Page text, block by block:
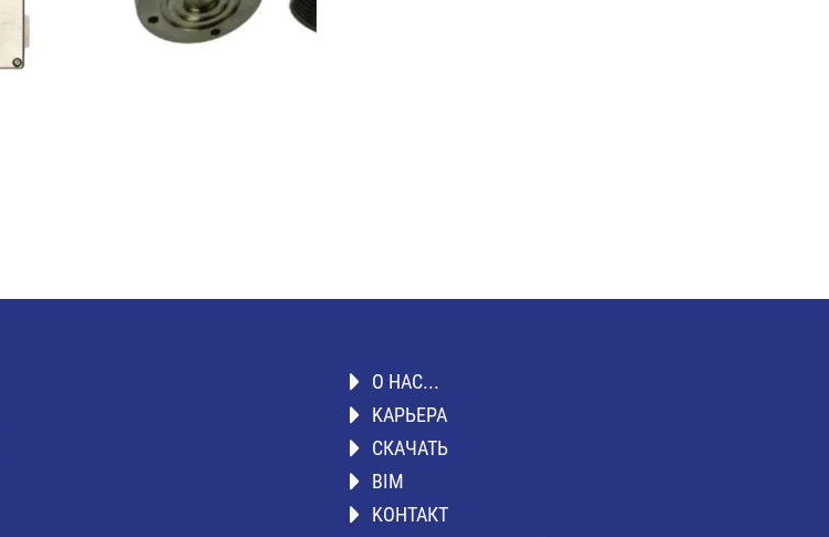
О НАС...
KАРЬЕРА
СКАЧАТЬ
BIM
KОНТАКТ